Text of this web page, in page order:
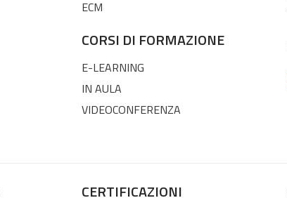
ECM
CORSI DI FORMAZIONE
E-LEARNING
IN AULA
VIDEOCONFERENZA
CERTIFICAZIONI